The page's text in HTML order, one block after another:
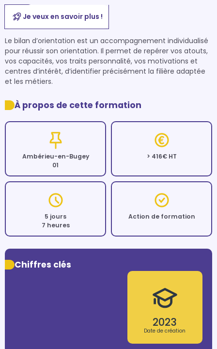
Je veux en savoir plus !
Le bilan d’orientation est un accompagnement individualisé
pour réussir son orientation. Il permet de repérer vos atouts,
vos capacités, vos traits personnalité, vos motivations et
centres d’intérêt, d’identifier précisément la filière adaptée
et les métiers.
À propos de cette formation
Ambérieu-en-Bugey
01
> 416€ HT
5 jours
7 heures
Action de formation
Chiffres clés
2023
Date de création